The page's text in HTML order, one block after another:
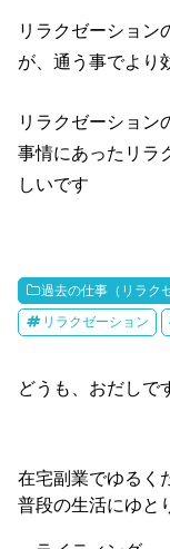
リラクゼーション
が、通う事でより
リラクゼーション
事情にあったリラ
しいです
過去の仕事（リラク
リラクゼーション
どうも、おだしで
在宅副業でゆるく
普段の生活にゆと